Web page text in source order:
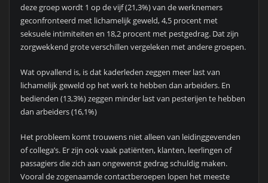
deze groep wordt 1 op de vijf (21,3%) van de werknemers
geconfronteerd met lichamelijk geweld, 4,5 procent met
seksuele intimiteiten en 18,2 procent met pestgedrag. Dat zijn
zorgwekkend grote verschillen vergeleken met andere groepen.
Wat opvallend is, is dat kaderleden zeggen meer last van
lichamelijk geweld op het werk te hebben dan arbeiders. En
bedienden (13,3%) zeggen minder last van pesterijen te hebben
dan arbeiders (16,1%)
Het probleem komt trouwens niet alleen van leidinggevenden
of collega’s. Er zijn ook vaak patiënten, klanten, leerlingen of
passagiers die zich aan ongewenst gedrag schuldig maken.
Vooral de zogenaamde contactberoepen lopen het meeste